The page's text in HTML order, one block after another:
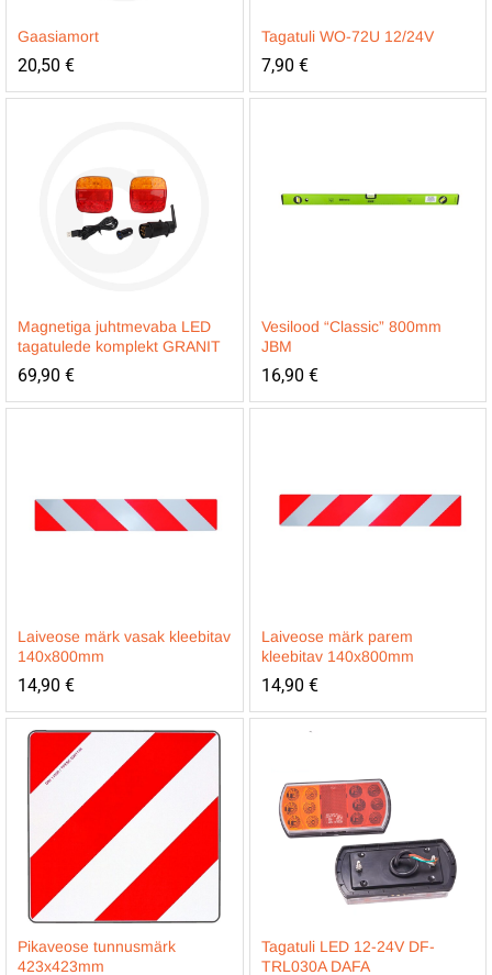
Gaasiamort
20,50 €
Tagatuli WO-72U 12/24V
7,90 €
Magnetiga juhtmevaba LED
tagatulede komplekt GRANIT
69,90 €
Vesilood “Classic” 800mm
JBM
16,90 €
Laiveose märk vasak kleebitav
140x800mm
14,90 €
Laiveose märk parem
kleebitav 140x800mm
14,90 €
Pikaveose tunnusmärk
423x423mm
Tagatuli LED 12-24V DF-
TRL030A DAFA